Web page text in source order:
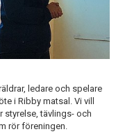
ledare och spelare
i Ribby matsal. Vi vill
styrelse, tävlings- och
rör föreningen.